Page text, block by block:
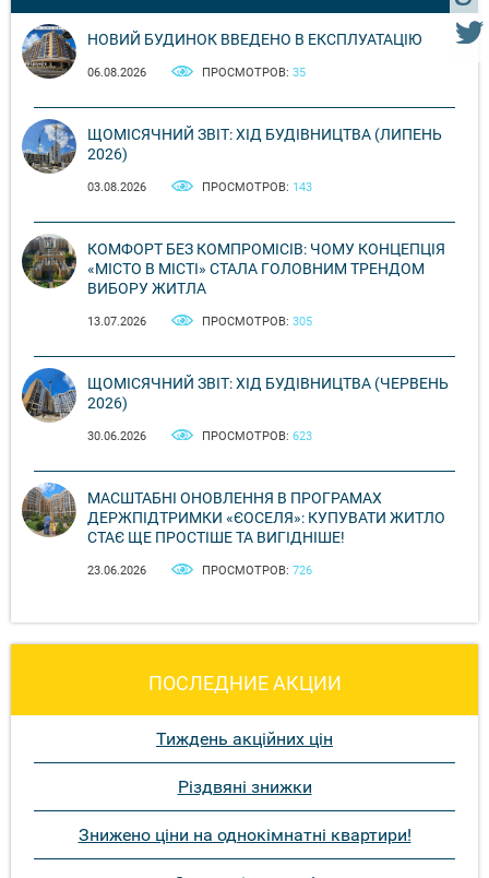
НОВИЙ БУДИНОК ВВЕДЕНО В ЕКСПЛУАТАЦІЮ
06.08.2026 ПРОСМОТРОВ: 35
ЩОМІСЯЧНИЙ ЗВІТ: ХІД БУДІВНИЦТВА (ЛИПЕНЬ
2026)
03.08.2026 ПРОСМОТРОВ: 143
КОМФОРТ БЕЗ КОМПРОМІСІВ: ЧОМУ КОНЦЕПЦІЯ
«МІСТО В МІСТІ» СТАЛА ГОЛОВНИМ ТРЕНДОМ
ВИБОРУ ЖИТЛА
13.07.2026 ПРОСМОТРОВ: 305
ЩОМІСЯЧНИЙ ЗВІТ: ХІД БУДІВНИЦТВА (ЧЕРВЕНЬ
2026)
30.06.2026 ПРОСМОТРОВ: 623
МАСШТАБНІ ОНОВЛЕННЯ В ПРОГРАМАХ
ДЕРЖПІДТРИМКИ «ЄОСЕЛЯ»: КУПУВАТИ ЖИТЛО
СТАЄ ЩЕ ПРОСТІШЕ ТА ВИГІДНІШЕ!
23.06.2026 ПРОСМОТРОВ: 726
ПОСЛЕДНИЕ АКЦИИ
Тиждень акційних цін
Різдвяні знижки
Знижено ціни на однокімнатні квартири!